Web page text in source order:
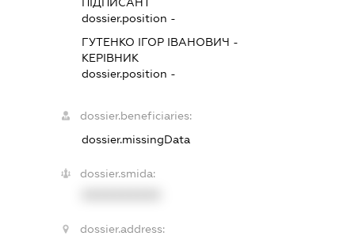
dossier.position -
ГУТЕНКО ІГОР ІВАНОВИЧ -
КЕРІВНИК
dossier.position -
dossier.beneficiaries:
dossier.missingData
dossier.smida:
dossier.address: